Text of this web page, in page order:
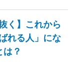
く】これから
れる人」にな
は？